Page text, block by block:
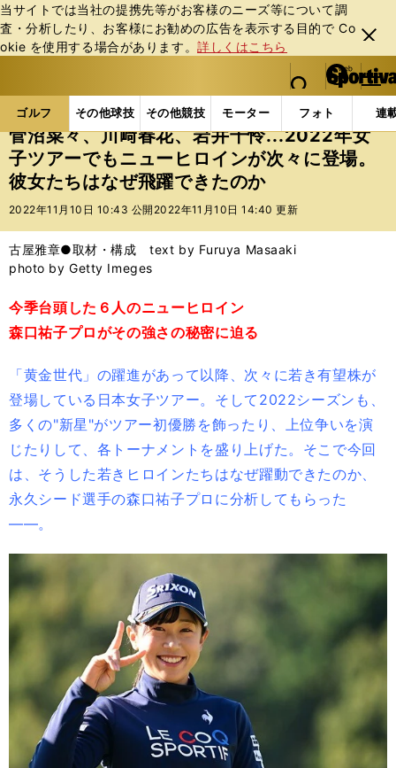
当サイトでは当社の提携先等がお客様のニーズ等について調
査・分析したり、お客様にお勧めの広告を表⽰する⽬的で Co
okie を使⽤する場合があります。詳しくはこちら
閉じ
る
web Sportiva (webスポルティーバ)
検索
マイペ
ー
ジ
メニュ
ゴルフ その他球技 その他競技 モーター フォト 連
ス
ポ
ル
テ
ー
バ
ゴルフの記事一覧 ゴルフ 女子ゴルフ 菅沼菜々
菅沼菜々、川﨑春花、岩井千怜...2022年女
子ツアーでもニューヒロインが次々に登場。
彼女たちはなぜ飛躍できたのか
2022年11月10日 10:43 公開 2022年11月10日 14:40 更新
古屋雅章●取材・構成 text by Furuya Masaaki
photo by Getty Imeges
今季台頭した６人のニューヒロイン
森口祐子プロがその強さの秘密に迫る
「黄金世代」の躍進があって以降、次々に若き有望株が
登場している日本女子ツアー。そして2022シーズンも、
多くの"新星"がツアー初優勝を飾ったり、上位争いを演
じたりして、各トーナメントを盛り上げた。そこで今回
は、そうした若きヒロインたちはなぜ躍動できたのか、
永久シード選手の森口祐子プロに分析してもらった
――。